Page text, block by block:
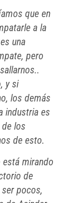
que en
a la
una
pero
y si
los demás
industria es
los
de esto.
mirando
de
pocos,